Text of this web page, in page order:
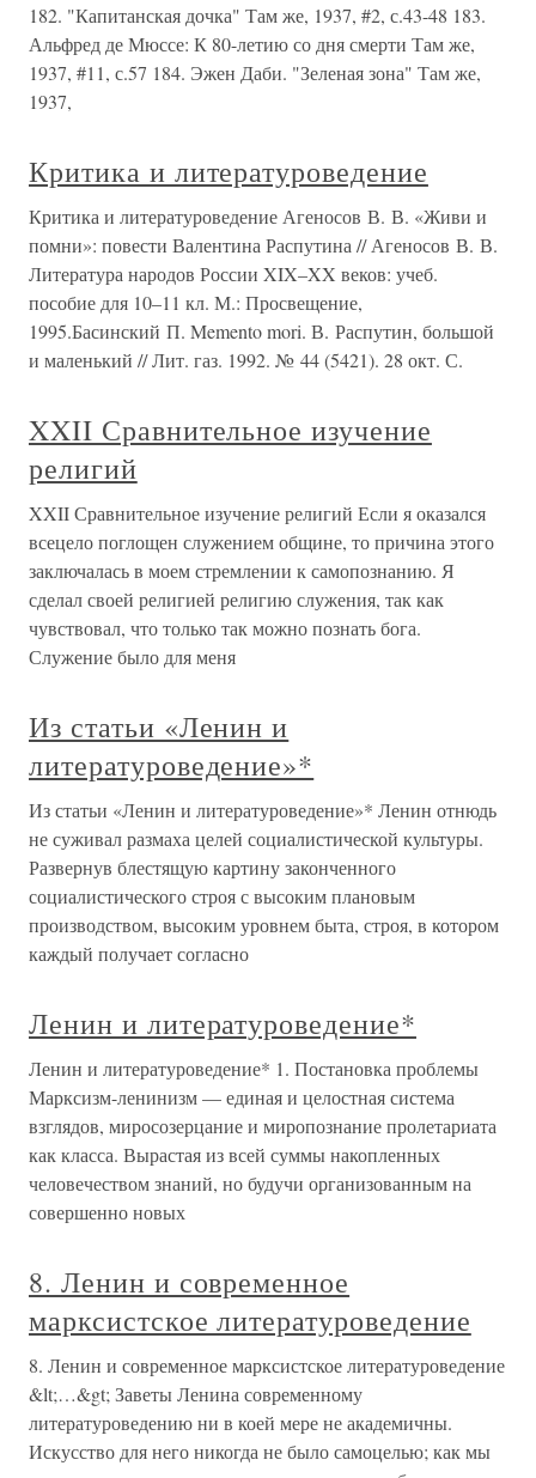
182. "Капитанская дочка" Там же, 1937, #2, с.43-48 183.
Альфред де Мюссе: К 80-летию со дня смерти Там же,
1937, #11, с.57 184. Эжен Даби. "Зеленая зона" Там же,
1937,
Критика и литературоведение
Критика и литературоведение Агеносов В. В. «Живи и
помни»: повести Валентина Распутина // Агеносов В. В.
Литература народов России XIX–XX веков: учеб.
пособие для 10–11 кл. М.: Просвещение,
1995.Басинский П. Memento mori. В. Распутин, большой
и маленький // Лит. газ. 1992. № 44 (5421). 28 окт. С.
XXII Сравнительное изучение
религий
XXII Сравнительное изучение религий Если я оказался
всецело поглощен служением общине, то причина этого
заключалась в моем стремлении к самопознанию. Я
сделал своей религией религию служения, так как
чувствовал, что только так можно познать бога.
Служение было для меня
Из статьи «Ленин и
литературоведение»*
Из статьи «Ленин и литературоведение»* Ленин отнюдь
не суживал размаха целей социалистической культуры.
Развернув блестящую картину законченного
социалистического строя с высоким плановым
производством, высоким уровнем быта, строя, в котором
каждый получает согласно
Ленин и литературоведение*
Ленин и литературоведение* 1. Постановка проблемы
Марксизм-ленинизм — единая и целостная система
взглядов, миросозерцание и миропознание пролетариата
как класса. Вырастая из всей суммы накопленных
человечеством знаний, но будучи организованным на
совершенно новых
8. Ленин и современное
марксистское литературоведение
8. Ленин и современное марксистское литературоведение
&lt;…&gt; Заветы Ленина современному
литературоведению ни в коей мере не академичны.
Искусство для него никогда не было самоцелью; как мы